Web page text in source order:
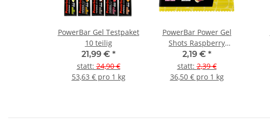
PowerBar Gel Testpaket
10 teilig
21,99 € *
statt:24,90 €
53,63 € pro 1 kg
PowerBar Power Gel
Shots Raspberry
(Himbeere)
2,19 € *
statt:2,39 €
36,50 € pro 1 kg